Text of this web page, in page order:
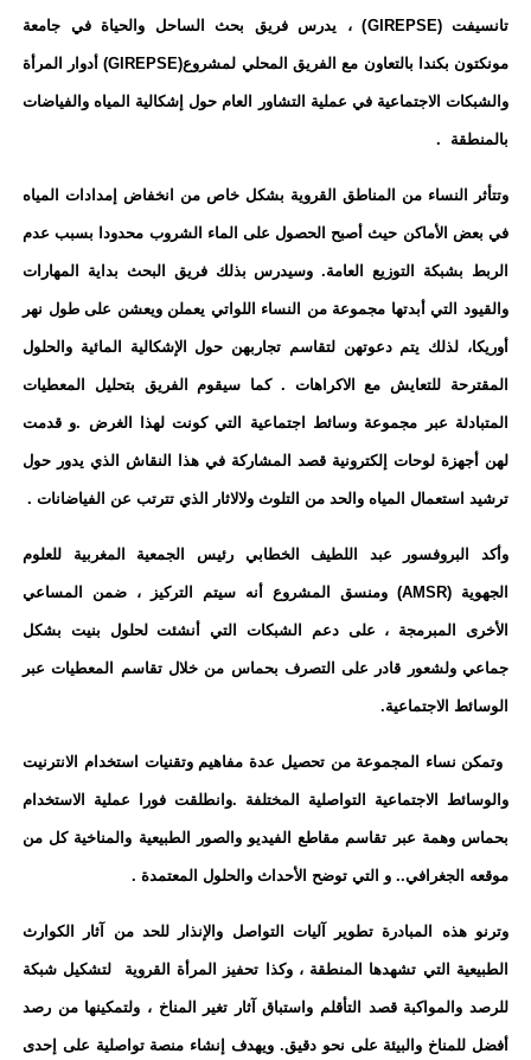
تانسيفت(GIREPSE) ، يدرس فريق بحث الساحل والحياة في جامعة
مونكتون بكندا بالتعاون مع الفريق المحلي لمشروع(GIREPSE) أدوار المرأة
والشبكات الاجتماعية في عملية التشاور العام حول إشكالية المياه والفياضات
بالمنطقة .
وتتأثر النساء من المناطق القروية بشكل خاص من انخفاض إمدادات المياه
في بعض الأماكن حيث أصبح الحصول على الماء الشروب محدودا بسبب عدم
الربط بشبكة التوزيع العامة. وسيدرس بذلك فريق البحث بداية المهارات
والقيود التي أبدتها مجموعة من النساء اللواتي يعملن ويعشن على طول نهر
أوريكا، لذلك يتم دعوتهن لتقاسم تجاربهن حول الإشكالية المائية والحلول
المقترحة للتعايش مع الاكراهات . كما سيقوم الفريق بتحليل المعطيات
المتبادلة عبر مجموعة وسائط اجتماعية التي كونت لهذا الغرض .و قدمت
لهن ​​أجهزة لوحات إلكترونية قصد المشاركة في هذا النقاش الذي يدور حول
ترشيد استعمال المياه والحد من التلوث ولالاثار الذي تترتب عن الفياضانات .
وأكد البروفسور عبد اللطيف الخطابي رئيس الجمعية المغربية للعلوم
الجهوية (AMSR) ومنسق المشروع أنه سيتم التركيز ، ضمن المساعي
الأخرى المبرمجة ، على دعم الشبكات التي أنشئت لحلول بنيت بشكل
جماعي ولشعور قادر على التصرف بحماس من خلال تقاسم المعطيات عبر
الوسائط الاجتماعية.
وتمكن نساء المجموعة من تحصيل عدة مفاهيم وتقنيات استخدام الانترنيت
والوسائط الاجتماعية التواصلية المختلفة .وانطلقت فورا عملية الاستخدام
بحماس وهمة عبر تقاسم مقاطع الفيديو والصور الطبيعية والمناخية كل من
موقعه الجغرافي.. و التي توضح الأحداث والحلول المعتمدة.
وترنو هذه المبادرة تطوير آليات التواصل والإنذار للحد من آثار الكوارث
الطبيعية التي تشهدها المنطقة ، وكذا تحفيز المرأة القروية لتشكيل شبكة
للرصد والمواكبة قصد التأقلم واستباق آثار تغير المناخ ، ولتمكينها من رصد
أفضل للمناخ والبيئة على نحو دقيق. ويهدف إنشاء منصة تواصلية على إحدى